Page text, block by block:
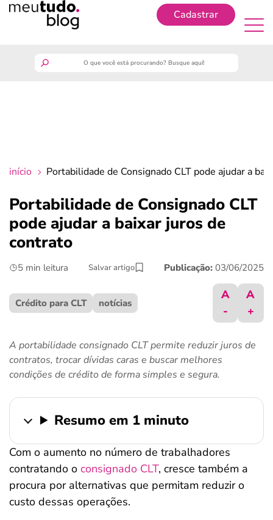
Cadastrar
crédito fácil
início Portabilidade de Consignado CLT pode ajudar a
Portabilidade de Consignado CLT
pode ajudar a baixar juros de
contrato
5 min leitura Salvar artigo Publicação: 03/06/2025
Crédito para CLT notícias
A
-
A
+
A portabilidade consignado CLT permite reduzir juros de
contratos, trocar dívidas caras e buscar melhores
condições de crédito de forma simples e segura.
Resumo em 1 minuto
Com o aumento no número de trabalhadores
contratando o consignado CLT, cresce também a
procura por alternativas que permitam reduzir o
custo dessas operações.